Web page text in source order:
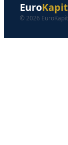
Euro
© 2026